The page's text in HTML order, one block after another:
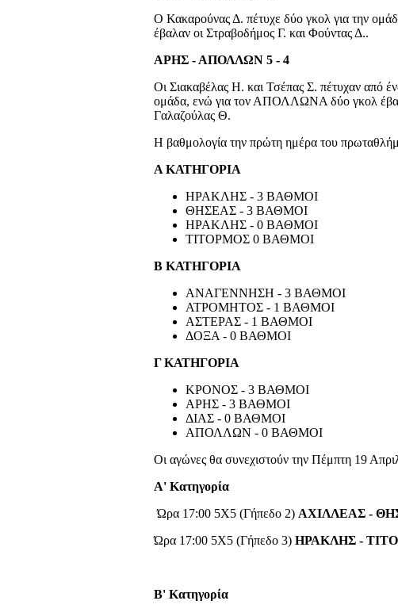
Ο Κακαρούνας Δ. πέτυχε δύο γκολ για την
έβαλαν οι Στραβοδήμος Γ. και Φούντας Δ..
ΑΡΗΣ - ΑΠΟΛΛΩΝ 5 - 4
Οι Σιακαβέλας Η. και Τσέπας Σ. πέτυχαν από
ομάδα, ενώ για τον ΑΠΟΛΛΩΝΑ δύο γκολ
Γαλαζούλας Θ.
Η βαθμολογία την πρώτη ημέρα του
Α ΚΑΤΗΓΟΡΙΑ
ΗΡΑΚΛΗΣ - 3 ΒΑΘΜΟΙ
ΘΗΣΕΑΣ - 3 ΒΑΘΜΟΙ
ΗΡΑΚΛΗΣ - 0 ΒΑΘΜΟΙ
ΤΙΤΟΡΜΟΣ 0 ΒΑΘΜΟΙ
Β ΚΑΤΗΓΟΡΙΑ
ΑΝΑΓΕΝΝΗΣΗ - 3 ΒΑΘΜΟΙ
ΑΤΡΟΜΗΤΟΣ - 1 ΒΑΘΜΟΙ
ΑΣΤΕΡΑΣ - 1 ΒΑΘΜΟΙ
ΔΟΞΑ - 0 ΒΑΘΜΟΙ
Γ ΚΑΤΗΓΟΡΙΑ
ΚΡΟΝΟΣ - 3 ΒΑΘΜΟΙ
ΑΡΗΣ - 3 ΒΑΘΜΟΙ
ΔΙΑΣ - 0 ΒΑΘΜΟΙ
ΑΠΟΛΛΩΝ - 0 ΒΑΘΜΟΙ
Οι αγώνες θα συνεχιστούν την Πέμπτη 19
Α' Κατηγορία
Ώρα 17:00 5X5 (Γήπεδο 2) ΑΧΙΛΛΕΑΣ -
Ώρα 17:00 5X5 (Γήπεδο 3) ΗΡΑΚΛΗΣ -
Β' Κατηγορία